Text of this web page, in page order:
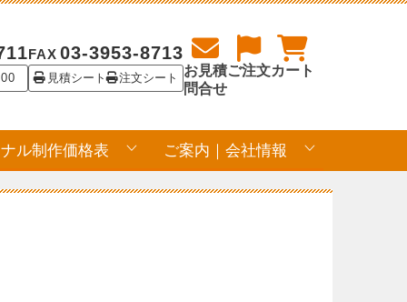
FAX 03-3953-8713
見積シート 注文シート
お見積
問合せ
ご注文カート
ル制作価格表 ご案内｜会社情報